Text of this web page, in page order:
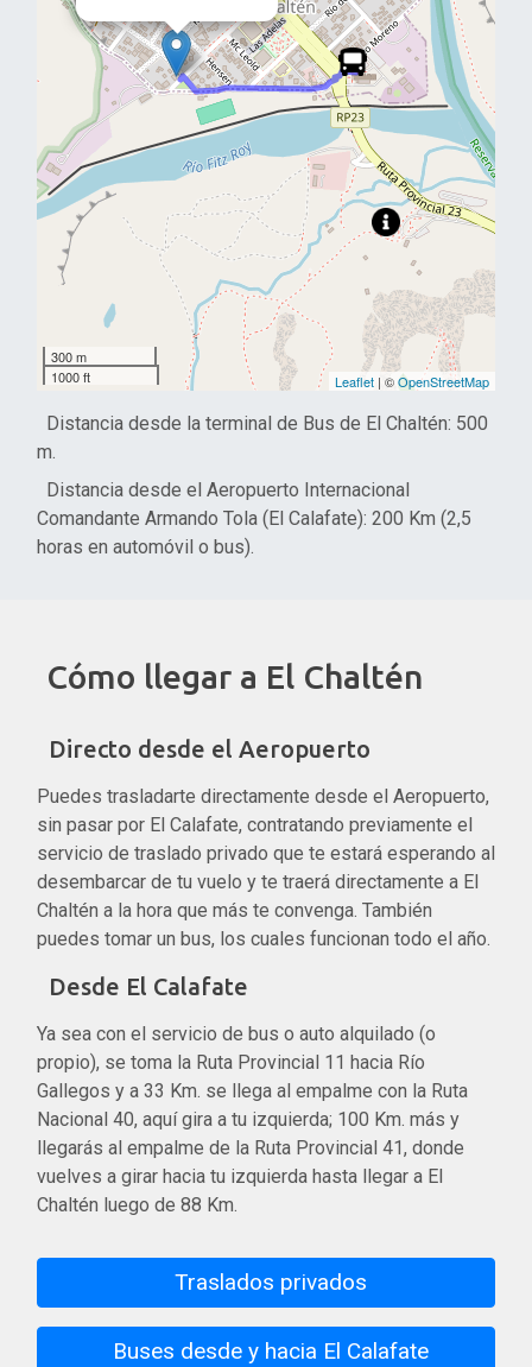
300 m
1000 ft
Leaflet | ©OpenStreetMap
Distancia desde la terminal de Bus de El Chaltén: 500
m.
Distancia desde el Aeropuerto Internacional
Comandante Armando Tola (El Calafate): 200 Km (2,5
horas en automóvil o bus).
Cómo llegar a El Chaltén
Directo desde el Aeropuerto
Puedes trasladarte directamente desde el Aeropuerto,
sin pasar por El Calafate, contratando previamente el
servicio de traslado privado que te estará esperando al
desembarcar de tu vuelo y te traerá directamente a El
Chaltén a la hora que más te convenga. También
puedes tomar un bus, los cuales funcionan todo el año.
Desde El Calafate
Ya sea con el servicio de bus o auto alquilado (o
propio), se toma la Ruta Provincial 11 hacia Río
Gallegos y a 33 Km. se llega al empalme con la Ruta
Nacional 40, aquí gira a tu izquierda; 100 Km. más y
llegarás al empalme de la Ruta Provincial 41, donde
vuelves a girar hacia tu izquierda hasta llegar a El
Chaltén luego de 88 Km.
Traslados privados
Buses desde y hacia El Calafate